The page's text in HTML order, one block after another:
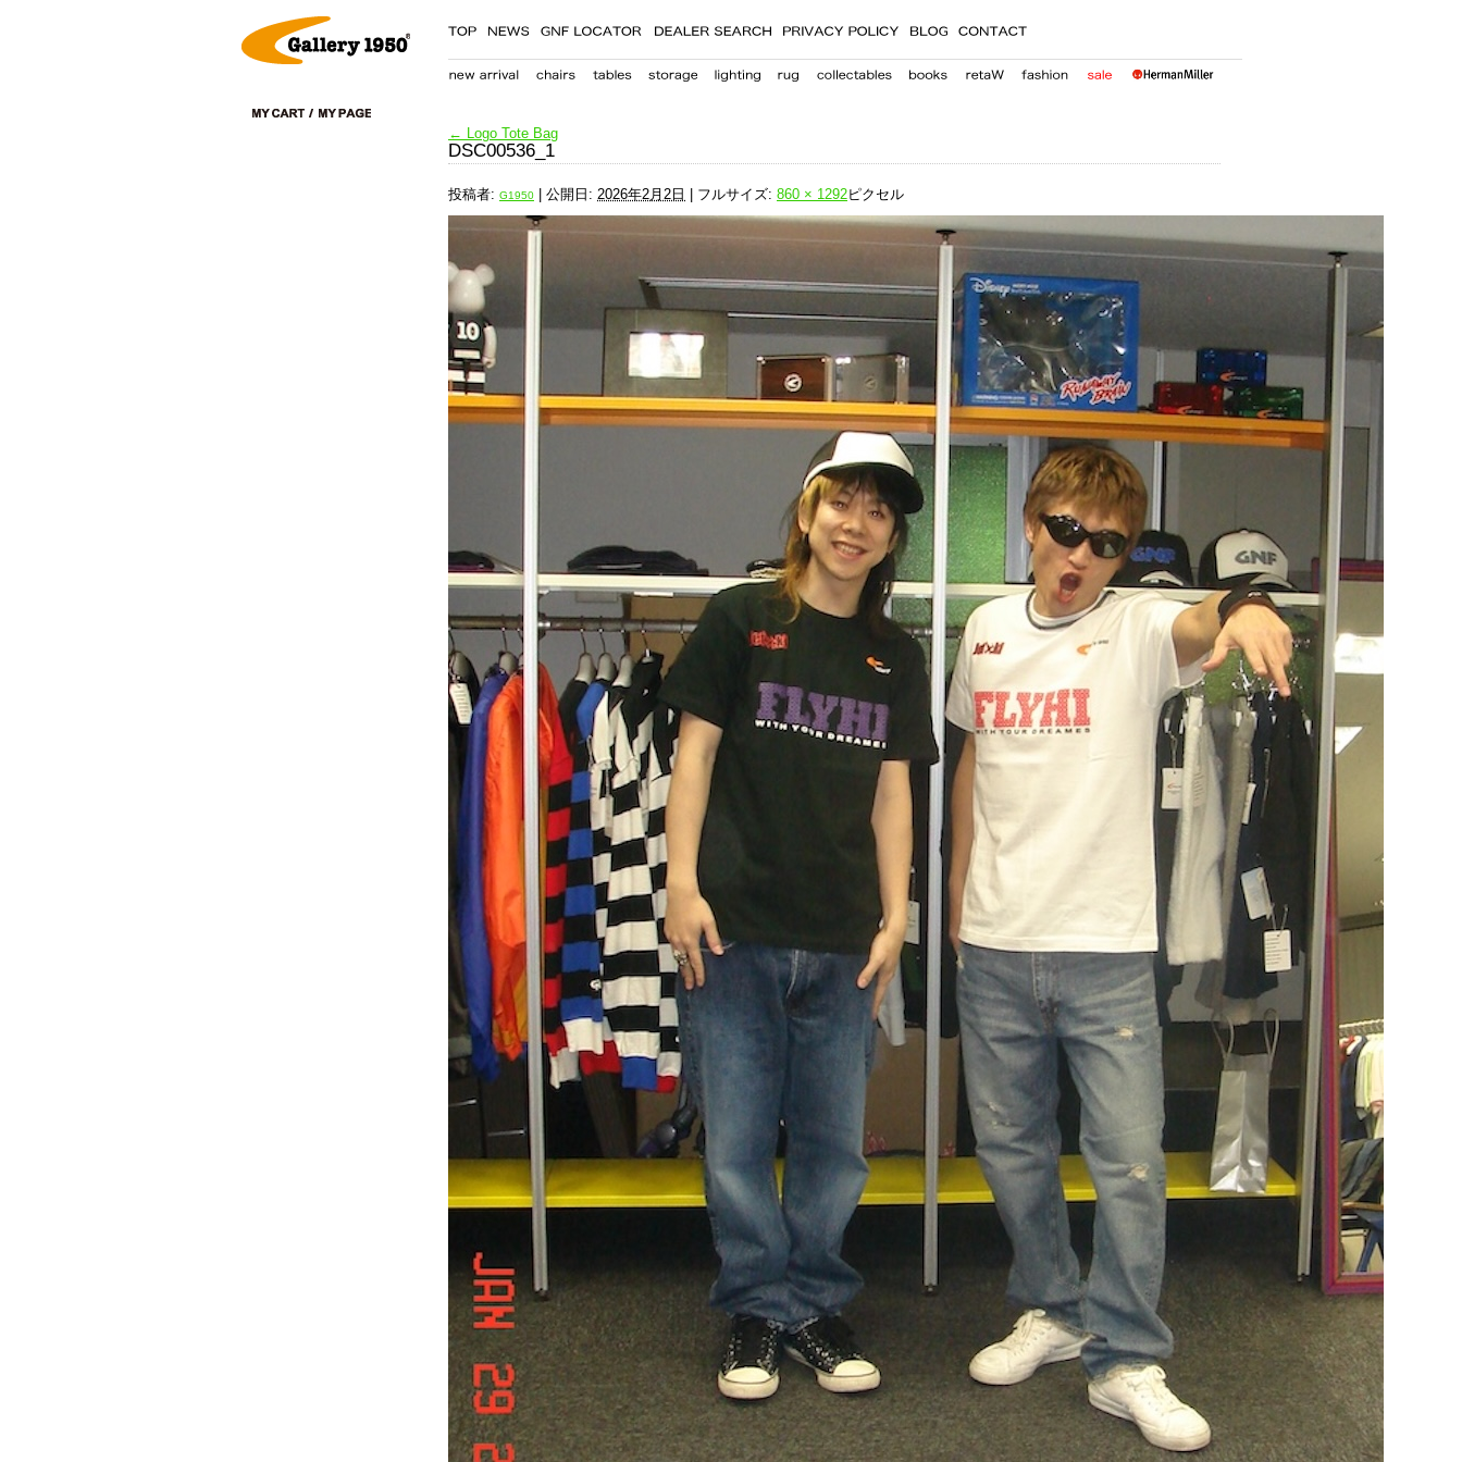
← Logo Tote Bag
DSC00536_1
投稿者: G1950 公開日: 2026年2月2日 フルサイズ: 860 × 1292ピクセル